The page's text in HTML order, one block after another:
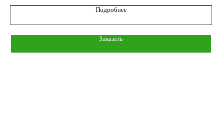
Подробнее
Заказать
Элементы теплотрасс
Элементы лестниц